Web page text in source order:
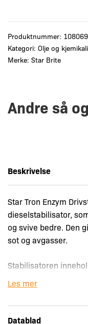
Produktnummer:
Kategori: Olje og
Merke: Star Brite
Andre så
Beskrivelse
Star Tron Enzym
dieselstabilisator,
og svive bedre. Den
sot og avgasser.
Stabilisatoren
og lavere forbruk. I
starter lettere og går
liter diesel.
Les mer
Datablad